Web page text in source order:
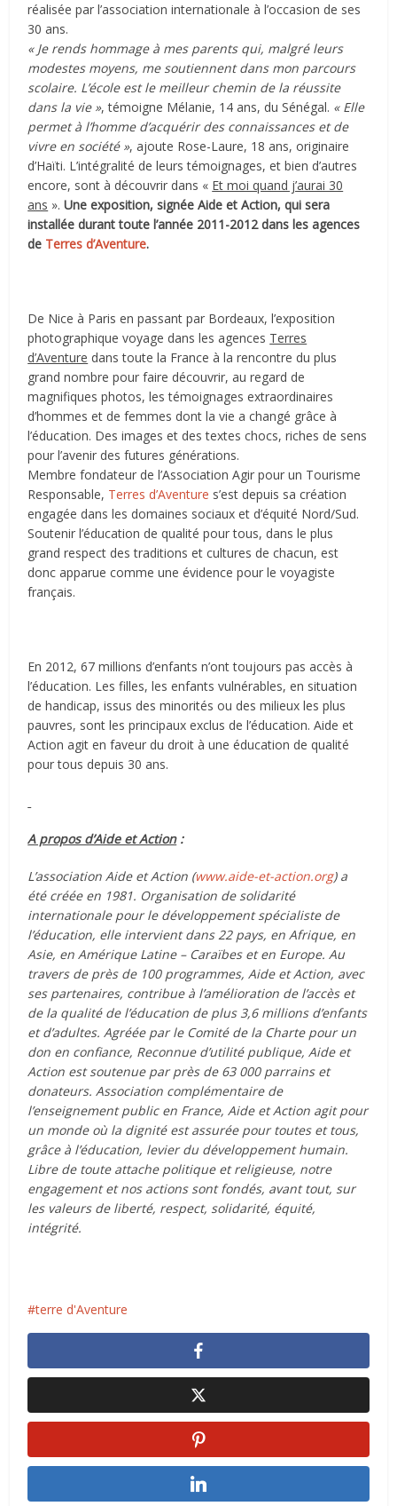
réalisée par l’association internationale à l’occasion de ses
30 ans.
« Je rends hommage à mes parents qui, malgré leurs
modestes moyens, me soutiennent dans mon parcours
scolaire. L’école est le meilleur chemin de la réussite
dans la vie », témoigne Mélanie, 14 ans, du Sénégal. « Elle
permet à l’homme d’acquérir des connaissances et de
vivre en société », ajoute Rose-Laure, 18 ans, originaire
d’Haïti. L’intégralité de leurs témoignages, et bien d’autres
encore, sont à découvrir dans « Et moi quand j’aurai 30
ans ».Une exposition, signée Aide et Action, qui sera
installée durant toute l’année 2011-2012 dans les agences
de Terres d’Aventure.
De Nice à Paris en passant par Bordeaux, l’exposition
photographique voyage dans les agences Terres
d’Aventure dans toute la France à la rencontre du plus
grand nombre pour faire découvrir, au regard de
magnifiques photos, les témoignages extraordinaires
d’hommes et de femmes dont la vie a changé grâce à
l’éducation. Des images et des textes chocs, riches de sens
pour l’avenir des futures générations.
Membre fondateur de l’Association Agir pour un Tourisme
Responsable, Terres d’Aventure s’est depuis sa création
engagée dans les domaines sociaux et d’équité Nord/Sud.
Soutenir l’éducation de qualité pour tous, dans le plus
grand respect des traditions et cultures de chacun, est
donc apparue comme une évidence pour le voyagiste
français.
En 2012, 67 millions d’enfants n’ont toujours pas accès à
l’éducation. Les filles, les enfants vulnérables, en situation
de handicap, issus des minorités ou des milieux les plus
pauvres, sont les principaux exclus de l’éducation. Aide et
Action agit en faveur du droit à une éducation de qualité
pour tous depuis 30 ans.
A propos d’Aide et Action:
L’association Aide et Action (www.aide-et-action.org) a
été créée en 1981. Organisation de solidarité
internationale pour le développement spécialiste de
l’éducation, elle intervient dans 22 pays, en Afrique, en
Asie, en Amérique Latine – Caraïbes et en Europe. Au
travers de près de 100 programmes, Aide et Action, avec
ses partenaires, contribue à l’amélioration de l’accès et
de la qualité de l’éducation de plus 3,6 millions d’enfants
et d’adultes. Agréée par le Comité de la Charte pour un
don en confiance, Reconnue d’utilité publique, Aide et
Action est soutenue par près de 63 000 parrains et
donateurs. Association complémentaire de
l’enseignement public en France, Aide et Action agit pour
un monde où la dignité est assurée pour toutes et tous,
grâce à l’éducation, levier du développement humain.
Libre de toute attache politique et religieuse, notre
engagement et nos actions sont fondés, avant tout, sur
les valeurs de liberté, respect, solidarité, équité,
intégrité.
terre d'Aventure